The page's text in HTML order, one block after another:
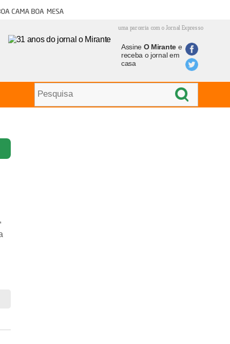
cama boa mesa
uma parceria com o Jornal Expresso
Assine O Mirantee
receba o jornal em
casa